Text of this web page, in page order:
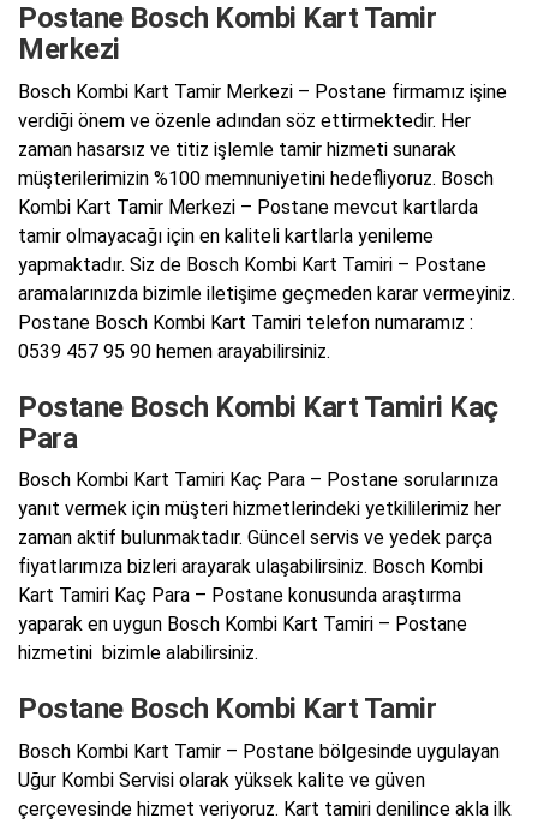
Postane Bosch Kombi Kart Tamir
Merkezi
Bosch Kombi Kart Tamir Merkezi – Postane firmamız işine
verdiği önem ve özenle adından söz ettirmektedir. Her
zaman hasarsız ve titiz işlemle tamir hizmeti sunarak
müşterilerimizin %100 memnuniyetini hedefliyoruz. Bosch
Kombi Kart Tamir Merkezi – Postane mevcut kartlarda
tamir olmayacağı için en kaliteli kartlarla yenileme
yapmaktadır. Siz de Bosch Kombi Kart Tamiri – Postane
aramalarınızda bizimle iletişime geçmeden karar vermeyiniz.
Postane Bosch Kombi Kart Tamiri telefon numaramız :
0539 457 95 90 hemen arayabilirsiniz.
Postane Bosch Kombi Kart Tamiri Kaç
Para
Bosch Kombi Kart Tamiri Kaç Para – Postane sorularınıza
yanıt vermek için müşteri hizmetlerindeki yetkililerimiz her
zaman aktif bulunmaktadır. Güncel servis ve yedek parça
fiyatlarımıza bizleri arayarak ulaşabilirsiniz. Bosch Kombi
Kart Tamiri Kaç Para – Postane konusunda araştırma
yaparak en uygun Bosch Kombi Kart Tamiri – Postane
hizmetini bizimle alabilirsiniz.
Postane Bosch Kombi Kart Tamir
Bosch Kombi Kart Tamir – Postane bölgesinde uygulayan
Uğur Kombi Servisi olarak yüksek kalite ve güven
çerçevesinde hizmet veriyoruz. Kart tamiri denilince akla ilk